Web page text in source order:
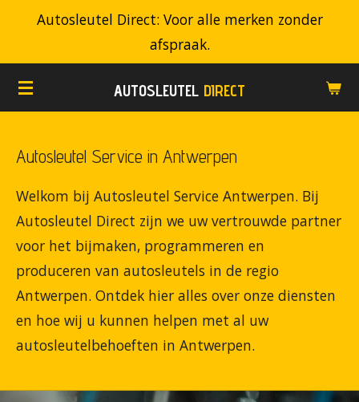
de
AUTOSLEUTEL DIRECT
Autosleutel Direct: Voor alle merken zonder
afspraak.
Autosleutel Service in Antwerpen
Welkom bij Autosleutel Service Antwerpen. Bij
Autosleutel Direct zijn we uw vertrouwde partner
voor het bijmaken, programmeren en
produceren van autosleutels in de regio
Antwerpen. Ontdek hier alles over onze diensten
en hoe wij u kunnen helpen met al uw
autosleutelbehoeften in Antwerpen.